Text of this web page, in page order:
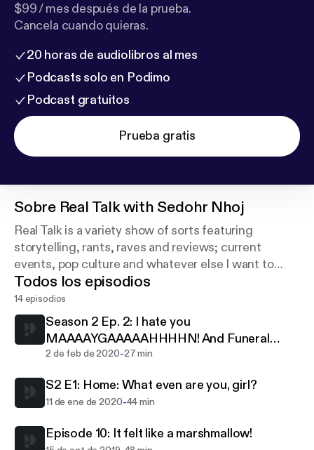
$99 / mes después de la prueba.
Cancela cuando quieras.
20 horas de audiolibros al mes
Podcasts solo en Podimo
Podcast gratuitos
Prueba gratis
Sobre Real Talk with Sedohr Nhoj
Real Talk is a variety show of sorts featuring
storytelling, rants, raves and reviews; current
events, pop culture and whatever else I want to
discuss.
Contact Sedohr:
realtalkwithsedohrnhoj@gmail.com
and on Twitter: @RealTalkWithSN
Todos los episodios
14 episodios
Season 2 Ep. 2: I hate you
MAAAAYGAAAAAHHHHN! And Funeral
Food, WTF!
2 de feb de 2020-27 min
S2 E1: Home: What even are you, girl?
11 de ene de 2020-44 min
Episode 10: It felt like a marshmallow!